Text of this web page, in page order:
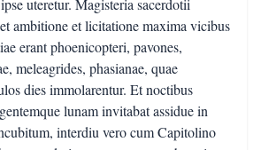
uteretur. Magisteria sacerdotii
ambitione et licitatione maxima vicibus
erant phoenicopteri, pavones,
meleagrides, phasianae, quae
dies immolarentur. Et noctibus
lunam invitabat assidue in
interdiu vero cum Capitolino